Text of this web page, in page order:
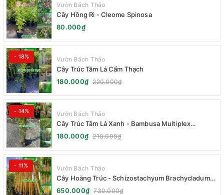
Vườn Bách Thảo
Cây Hồng Ri - Cleome Spinosa
80.000₫
- 18% Vườn Bách Thảo
Cây Trúc Tăm Lá Cẩm Thạch
180.000₫ 220.000₫
- 14% Vườn Bách Thảo
Cây Trúc Tăm Lá Xanh - Bambusa Multiplex
Fernleaf
180.000₫ 210.000₫
- 11% Vườn Bách Thảo
Cây Hoàng Trúc - Schizostachyum Brachycladum
Yello
650.000₫ 730.000₫